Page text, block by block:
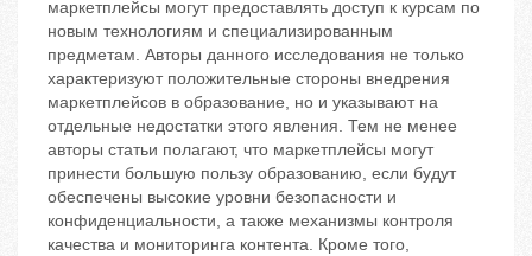
маркетплейсы могут предоставлять доступ к курсам по
новым технологиям и специализированным
предметам. Авторы данного исследования не только
характеризуют положительные стороны внедрения
маркетплейсов в образование, но и указывают на
отдельные недостатки этого явления. Тем не менее
авторы статьи полагают, что маркетплейсы могут
принести большую пользу образованию, если будут
обеспечены высокие уровни безопасности и
конфиденциальности, а также механизмы контроля
качества и мониторинга контента. Кроме того,